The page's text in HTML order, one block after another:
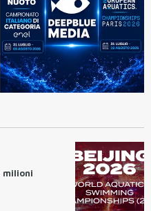
milioni